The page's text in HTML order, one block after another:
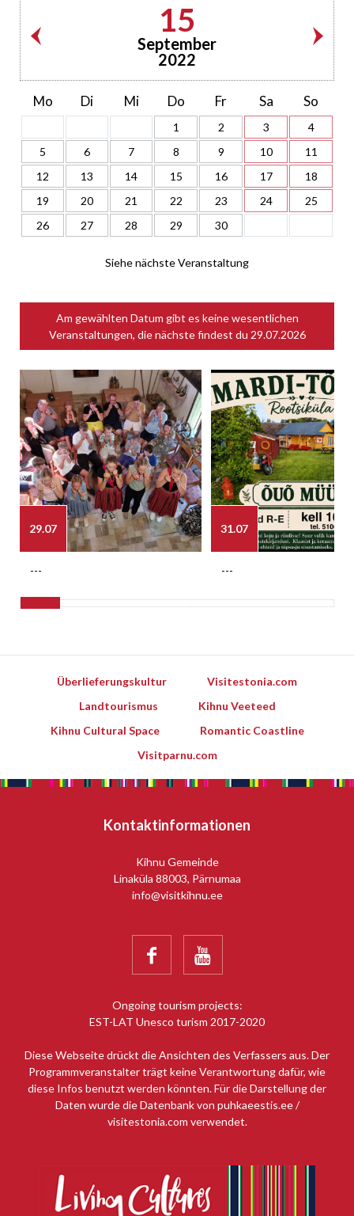
15
September
2022
Mo Di Mi Do Fr Sa So
1 2 3
4
5
6 7 8 9 10
11
12
13 14 15 16 17
18
19
20 21 22 23 24
25
26
27 28 29 30
Siehe nächste Veranstaltung
Am gewählten Datum gibt es keine wesentlichen
Veranstaltungen, die nächste findest du 29.07.2026
29.07
---
31.07
---
Überlieferungskultur
Visitestonia.com
Landtourismus
Kihnu Veeteed
Kihnu Cultural Space
Romantic Coastline
Visitparnu.com
Kontaktinformationen
Kihnu Gemeinde
Linaküla 88003, Pärnumaa
info@visitkihnu.ee
 
Ongoing tourism projects:
EST-LAT Unesco turism 2017-2020
Diese Webseite drückt die Ansichten des Verfassers aus. Der
Programmveranstalter trägt keine Verantwortung dafür, wie
diese Infos benutzt werden könnten. Für die Darstellung der
Daten wurde die Datenbank von puhkaeestis.ee /
visitestonia.com verwendet.